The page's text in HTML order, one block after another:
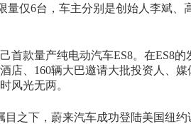
量仅6台，车主分别是创始人李斌
首款量产纯电动汽车ES8。在ES8
店、160辆大巴邀请大批投资人、
风光无两。
目之下，蔚来汽车成功登陆美国纽